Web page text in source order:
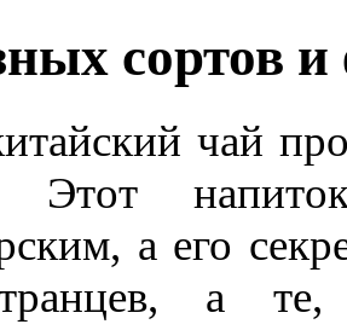
сортов и
чай
Этот
а его
а